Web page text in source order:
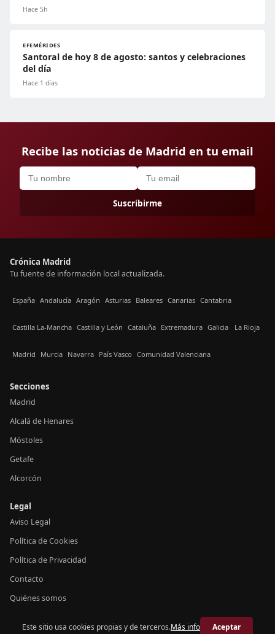
Hace 5h
EFEMÉRIDES
Santoral de hoy 8 de agosto: santos y celebraciones
del día
Hace 1 días
Recibe las noticias de Madrid en tu email
Suscribirme
Crónica Madrid
Tu fuente de información local actualizada.
España Andalucía Aragón Asturias Baleares Canarias Cantabria
Castilla La-Mancha Castilla y León Cataluña Extremadura Galicia La Rioja
Madrid Murcia Navarra País Vasco Comunidad Valenciana
Secciones
Madrid
Alcalá de Henares
Móstoles
Getafe
Alcorcón
Legal
Aviso Legal
Política de Cookies
Política de Privacidad
Contacto
Quiénes somos
© 2026 Crónica Madrid
Este sitio usa cookies propias y de terceros.Más info Aceptar